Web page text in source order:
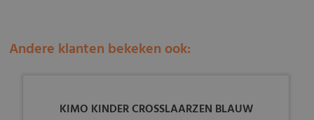
Andere klanten bekeken ook:
KIMO KINDER CROSSLAARZEN BLAUW